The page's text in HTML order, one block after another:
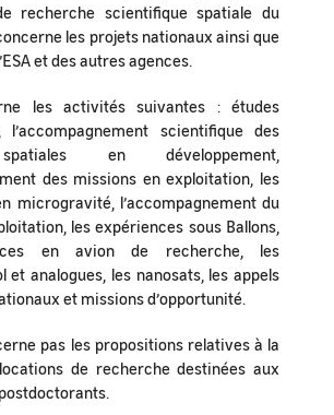
recherche scientifique spatiale du
les projets nationaux ainsi que
et des autres agences.
les activités suivantes : études
l’accompagnement scientifique des
en développement,
des missions en exploitation, les
microgravité, l’accompagnement du
les expériences sous Ballons,
en avion de recherche, les
et analogues, les nanosats, les appels
et missions d’opportunité.
pas les propositions relatives à la
de recherche destinées aux